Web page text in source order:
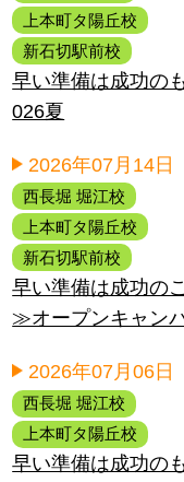
上本町タ陽丘校
新石切駅前校
早い準備は成功の
026夏
2026年07月14日
西長堀 堀江校
上本町タ陽丘校
新石切駅前校
早い準備は成功の
≫オープンキャン
2026年07月06日
西長堀 堀江校
上本町タ陽丘校
早い準備は成功の